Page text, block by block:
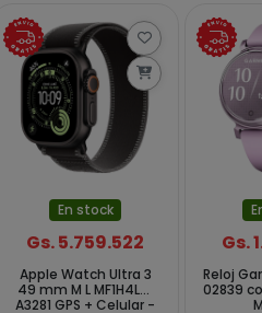
En stock
Gs. 5.759.522
Apple Watch Ultra 3
49 mm M L MF1H4LW
A3281 GPS + Celular -
Gs.
Reloj
02839